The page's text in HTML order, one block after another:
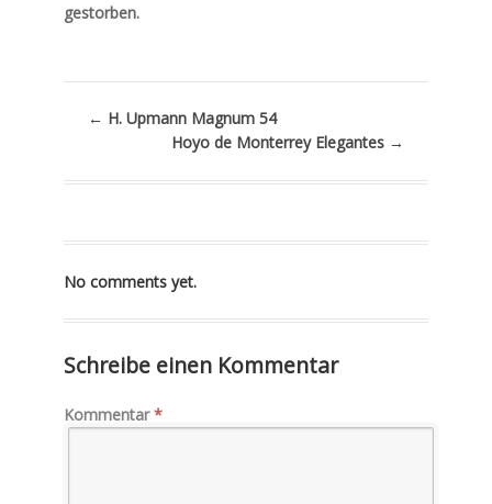
gestorben.
← H. Upmann Magnum 54
Hoyo de Monterrey Elegantes →
No comments yet.
Schreibe einen Kommentar
Kommentar*